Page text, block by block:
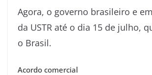
Agora, o governo brasileiro e
da USTR até o dia 15 de julho,
o Brasil.
Acordo comercial